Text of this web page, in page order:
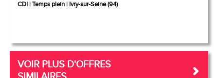
CDI Temps plein Ivry-sur-Seine (94)
VOIR PLUS D'OFFRES